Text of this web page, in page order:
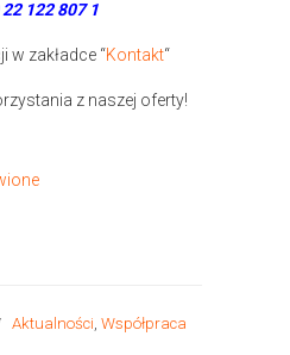
122 807 1
w zakładce “Kontakt“
z naszej oferty!
Aktualności, Współpraca